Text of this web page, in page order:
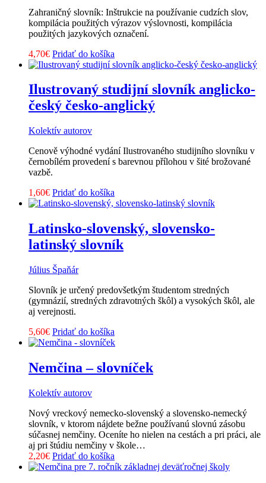
Zahraničný slovník: Inštrukcie na používanie cudzích slov,
kompilácia použitých výrazov výslovnosti, kompilácia
použitých jazykových označení.
4,70€ Pridať do košíka
Ilustrovaný studijní slovník anglicko-
český česko-anglický
Kolektív autorov
Cenově výhodné vydání Ilustrovaného studijního slovníku v
černobílém provedení s barevnou přílohou v šité brožované
vazbě.
1,60€ Pridať do košíka
Latinsko-slovenský, slovensko-
latinský slovník
Július Špaňár
Slovník je určený predovšetkým študentom stredných
(gymnázií, stredných zdravotných škôl) a vysokých škôl, ale
aj verejnosti.
5,60€ Pridať do košíka
Nemčina – slovníček
Kolektív autorov
Nový vreckový nemecko-slovenský a slovensko-nemecký
slovník, v ktorom nájdete bežne používanú slovnú zásobu
súčasnej nemčiny. Oceníte ho nielen na cestách a pri práci, ale
aj pri štúdiu nemčiny v škole…
2,20€ Pridať do košíka